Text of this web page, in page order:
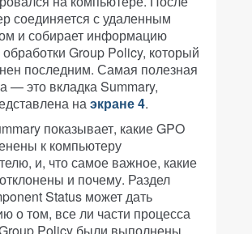
соединяется с удаленным
и собирает информацию
Group Policy, который
последним. Самая полезная
— это вкладка Summary,
наэкране 4.
показывает, какие GPO
к компьютеру
и, что самое важное, какие
и почему. Раздел
Status может дать
о том, все ли части процесса